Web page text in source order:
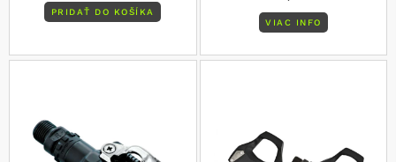
PRIDAŤ DO KOŠÍKA
VIAC INFO